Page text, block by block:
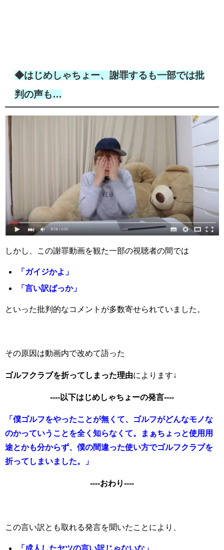
◆はじめしゃちょー、謝罪するも一部では批
判の声も…
しかし、この謝罪動画を観た一部の視聴者の間では
「ガイジかよ」
「言い訳ばっか」
といった批判的なコメントが多数寄せられていました。
その原因は動画内で改めて語った
ゴルフクラブを折ってしまった理由によります↓
----以下はじめしゃちょーの発言----
「僕ゴルフをやったことが無くて、ゴルフがどんなモノな
のかっていうことを全く知らなくて。まぁちょっと使用用
途とかも分からず、僕の間違った使い方でゴルフクラブを
折ってしまいました。」
----おわり----
この言い訳とも取れる発言を聞いたことにより、
「成人したヤツの言い訳じゃないな」